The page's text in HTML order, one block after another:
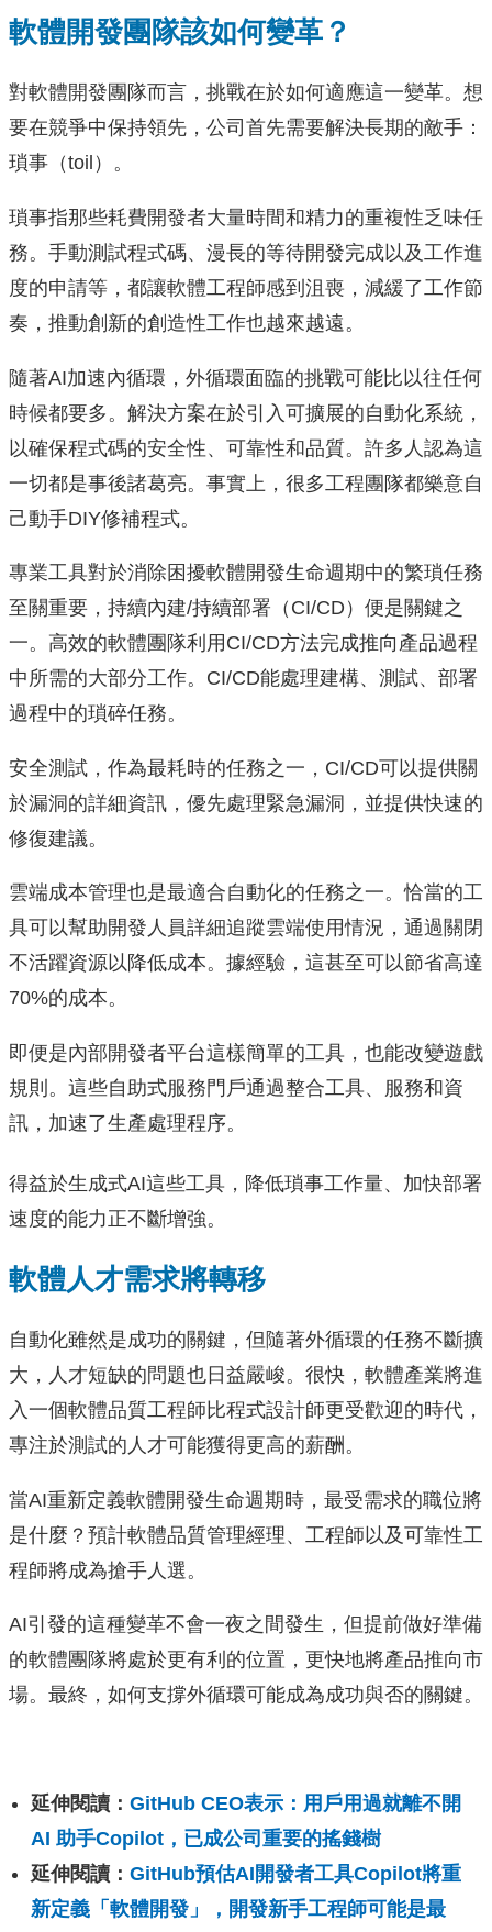
軟體開發團隊該如何變革？
對軟體開發團隊而言，挑戰在於如何適應這一變革。想
要在競爭中保持領先，公司首先需要解決長期的敵手：
瑣事（toil）。
瑣事指那些耗費開發者大量時間和精力的重複性乏味任
務。手動測試程式碼、漫長的等待開發完成以及工作進
度的申請等，都讓軟體工程師感到沮喪，減緩了工作節
奏，推動創新的創造性工作也越來越遠。
隨著AI加速內循環，外循環面臨的挑戰可能比以往任何
時候都要多。解決方案在於引入可擴展的自動化系統，
以確保程式碼的安全性、可靠性和品質。許多人認為這
一切都是事後諸葛亮。事實上，很多工程團隊都樂意自
己動手DIY修補程式。
專業工具對於消除困擾軟體開發生命週期中的繁瑣任務
至關重要，持續內建/持續部署（CI/CD）便是關鍵之
一。高效的軟體團隊利用CI/CD方法完成推向產品過程
中所需的大部分工作。CI/CD能處理建構、測試、部署
過程中的瑣碎任務。
安全測試，作為最耗時的任務之一，CI/CD可以提供關
於漏洞的詳細資訊，優先處理緊急漏洞，並提供快速的
修復建議。
雲端成本管理也是最適合自動化的任務之一。恰當的工
具可以幫助開發人員詳細追蹤雲端使用情況，通過關閉
不活躍資源以降低成本。據經驗，這甚至可以節省高達
70%的成本。
即便是內部開發者平台這樣簡單的工具，也能改變遊戲
規則。這些自助式服務門戶通過整合工具、服務和資
訊，加速了生產處理程序。
得益於生成式AI這些工具，降低瑣事工作量、加快部署
速度的能力正不斷增強。
軟體人才需求將轉移
自動化雖然是成功的關鍵，但隨著外循環的任務不斷擴
大，人才短缺的問題也日益嚴峻。很快，軟體產業將進
入一個軟體品質工程師比程式設計師更受歡迎的時代，
專注於測試的人才可能獲得更高的薪酬。
當AI重新定義軟體開發生命週期時，最受需求的職位將
是什麼？預計軟體品質管理經理、工程師以及可靠性工
程師將成為搶手人選。
AI引發的這種變革不會一夜之間發生，但提前做好準備
的軟體團隊將處於更有利的位置，更快地將產品推向市
場。最終，如何支撐外循環可能成為成功與否的關鍵。
延伸閱讀： GitHub CEO表示：用戶用過就離不開
AI 助手Copilot，已成公司重要的搖錢樹
延伸閱讀： GitHub預估AI開發者工具Copilot將重
新定義「軟體開發」，開發新手工程師可能是最